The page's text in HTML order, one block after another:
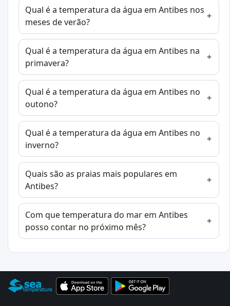
Qual é a temperatura da água em Antibes nos
meses de verão?
Qual é a temperatura da água em Antibes na
primavera?
Qual é a temperatura da água em Antibes no
outono?
Qual é a temperatura da água em Antibes no
inverno?
Quais são as praias mais populares em
Antibes?
Com que temperatura do mar em Antibes
posso contar no próximo mês?